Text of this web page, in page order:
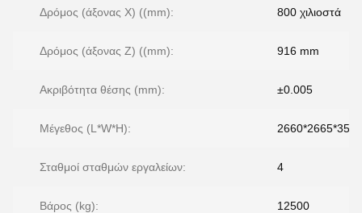
Δρόμος (άξονας Χ) ((mm): 800 χιλιοστά
Δρόμος (άξονας Z) ((mm): 916 mm
Ακριβότητα θέσης (mm): ±0.005
Μέγεθος (L*W*H):
Σταθμοί σταθμών εργαλείων: 4
Βάρος (kg): 12500